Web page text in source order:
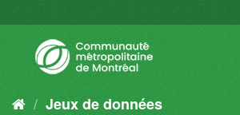
Jeux de données